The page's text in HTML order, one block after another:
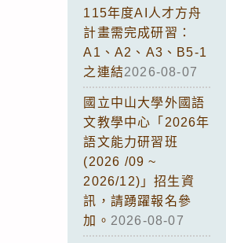
115年度AI人才方舟
計畫需完成研習：
A1、A2、A3、B5-1
之連結2026-08-07
國立中山大學外國語
文教學中心「2026年
語文能力研習班
(2026 /09 ~
2026/12)」招生資
訊，請踴躍報名參
加。 2026-08-07